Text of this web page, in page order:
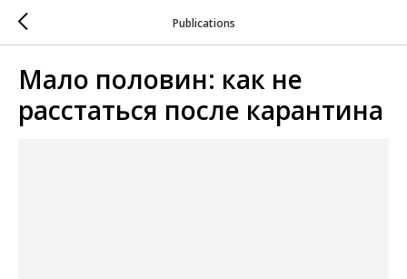
Publications
Мало половин: как не
расстаться после карантина